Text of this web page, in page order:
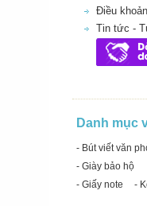
Điều
Tin tức -
Danh mục
- Bút viết văn
- Giày bảo hộ
- Giấy note
-